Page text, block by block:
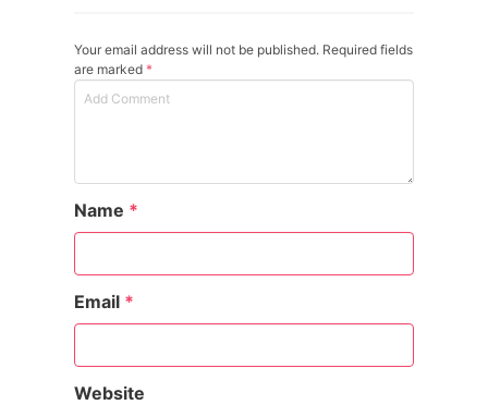
Your email address will not be published. Required fields
are marked *
Name *
Email *
Website